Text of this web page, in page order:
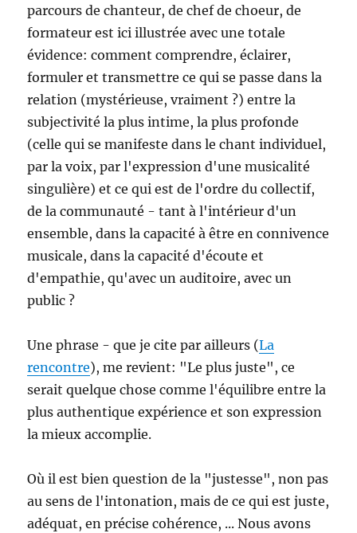
parcours de chanteur, de chef de choeur, de
formateur est ici illustrée avec une totale
évidence: comment comprendre, éclairer,
formuler et transmettre ce qui se passe dans la
relation (mystérieuse, vraiment ?) entre la
subjectivité la plus intime, la plus profonde
(celle qui se manifeste dans le chant individuel,
par la voix, par l'expression d'une musicalité
singulière) et ce qui est de l'ordre du collectif,
de la communauté - tant à l'intérieur d'un
ensemble, dans la capacité à être en connivence
musicale, dans la capacité d'écoute et
d'empathie, qu'avec un auditoire, avec un
public ?
Une phrase - que je cite par ailleurs (La
rencontre), me revient: "Le plus juste", ce
serait quelque chose comme l'équilibre entre la
plus authentique expérience et son expression
la mieux accomplie.
Où il est bien question de la "justesse", non pas
au sens de l'intonation, mais de ce qui est juste,
adéquat, en précise cohérence, ... Nous avons